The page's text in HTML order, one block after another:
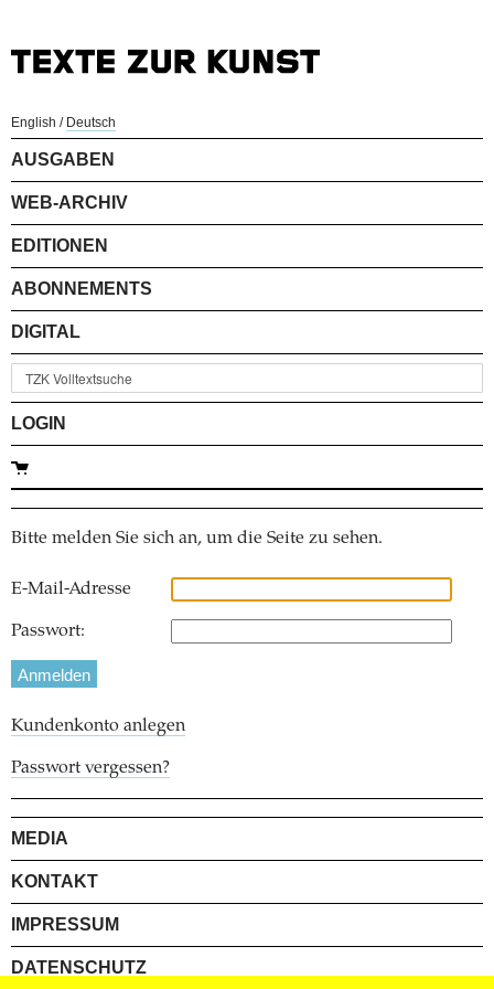
English / Deutsch
AUSGABEN
WEB-ARCHIV
EDITIONEN
ABONNEMENTS
DIGITAL
LOGIN
Bitte melden Sie sich an, um die Seite zu sehen.
E-Mail-Adresse
Passwort:
Kundenkonto anlegen
Passwort vergessen?
MEDIA
KONTAKT
IMPRESSUM
DATENSCHUTZ